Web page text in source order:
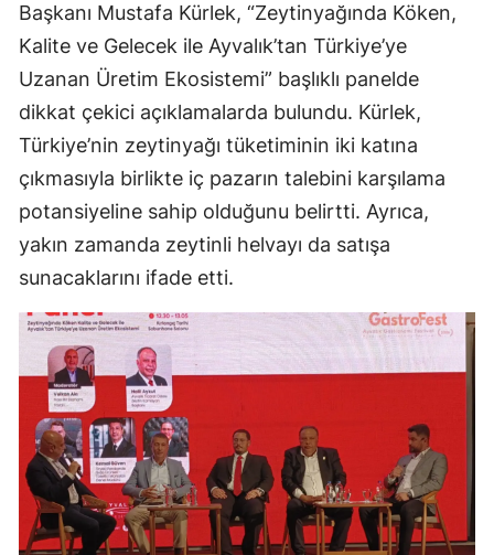
Başkanı Mustafa Kürlek, “Zeytinyağında Köken,
Kalite ve Gelecek ile Ayvalık’tan Türkiye’ye
Uzanan Üretim Ekosistemi” başlıklı panelde
dikkat çekici açıklamalarda bulundu. Kürlek,
Türkiye’nin zeytinyağı tüketiminin iki katına
çıkmasıyla birlikte iç pazarın talebini karşılama
potansiyeline sahip olduğunu belirtti. Ayrıca,
yakın zamanda zeytinli helvayı da satışa
sunacaklarını ifade etti.